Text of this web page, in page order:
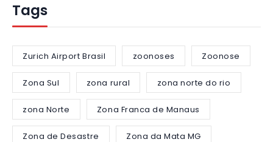
Tags
Zurich Airport Brasil zoonoses Zoonose
Zona Sul zona rural zona norte do rio
zona Norte Zona Franca de Manaus
Zona de Desastre Zona da Mata MG